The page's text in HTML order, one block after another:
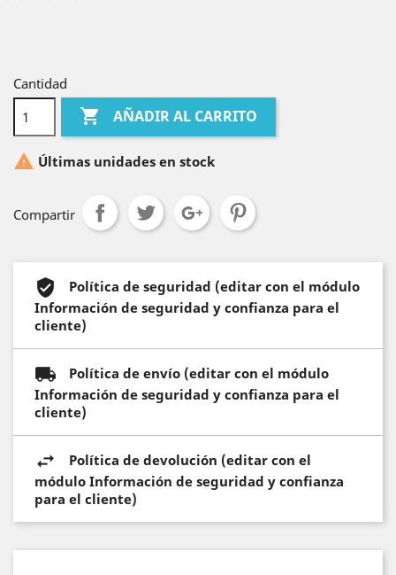
Cantidad
 AÑADIR AL CARRITO
 Últimas unidades en stock
Compartir
Política de seguridad (editar con el módulo
Información de seguridad y confianza para el
cliente)
Política de envío (editar con el módulo
Información de seguridad y confianza para el
cliente)
Política de devolución (editar con el
módulo Información de seguridad y confianza
para el cliente)